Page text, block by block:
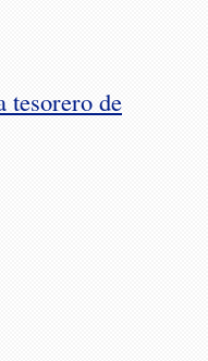
tesorero de